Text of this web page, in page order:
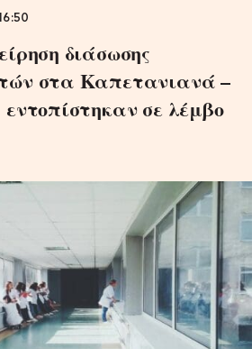
διάσωσης
στα Καπετανιανά –
σε λέμβο